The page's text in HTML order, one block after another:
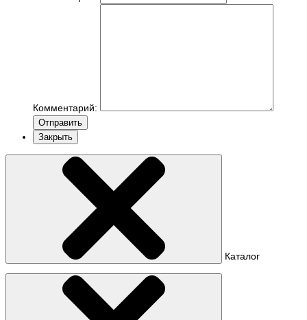
Комментарий:
Отправить
Закрыть
Каталог